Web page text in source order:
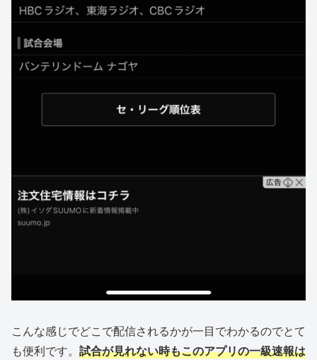
こんな感じでどこで配信されるかが一目でわかるのでとて
も便利です。 試合が見れない時もこのアプリの一級速報は